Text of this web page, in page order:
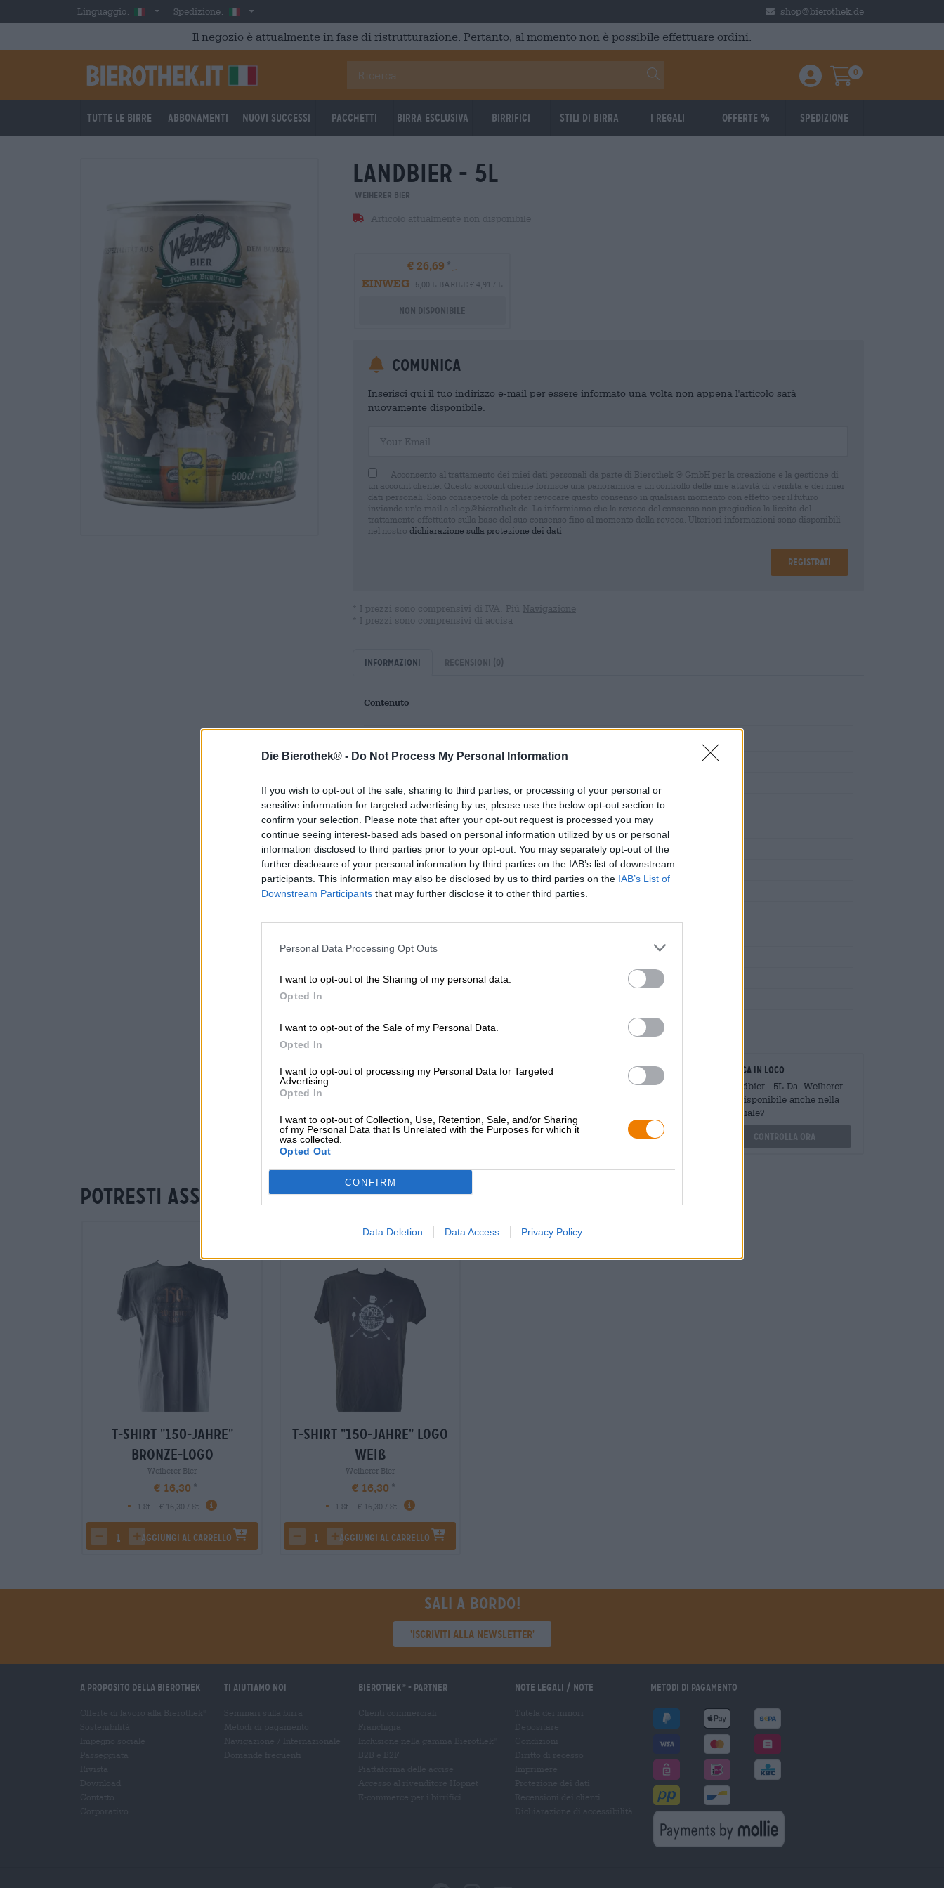
Die Bierothek® - Do Not Process My Personal Information
If you wish to opt-out of the sale, sharing to third parties, or processing of your personal or
sensitive information for targeted advertising by us, please use the below opt-out section to
confirm your selection. Please note that after your opt-out request is processed you may
continue seeing interest-based ads based on personal information utilized by us or personal
information disclosed to third parties prior to your opt-out. You may separately opt-out of the
further disclosure of your personal information by third parties on the IAB’s list of downstream
participants. This information may also be disclosed by us to third parties on the IAB’s List of
Downstream Participants that may further disclose it to other third parties.
Personal Data Processing Opt Outs
I want to opt-out of the Sharing of my personal data.
Opted In
I want to opt-out of the Sale of my Personal Data.
Opted In
I want to opt-out of processing my Personal Data for Targeted
Advertising.
Opted In
I want to opt-out of Collection, Use, Retention, Sale, and/or Sharing
of my Personal Data that Is Unrelated with the Purposes for which it
was collected.
Opted Out
CONFIRM
Data Deletion Data Access Privacy Policy
Skip to main contentLinguaggio: ItalianSpedizione: Italia shop@bierothek.de
Il negozio è attualmente in fase di ristrutturazione. Pertanto, al momento non è possibile effettuare ordini.
Einloggen / Anmelden
Warenkorb
0
Tutte le birre Abbonamenti Nuovi successi Pacchetti Birra Esclusiva Birrifici Stili di birra I regali Offerte % Spedizione
landbier - 5l
Weiherer Bier
Articolo attualmente non disponibile
€ 26,69
EINWEG
5,00 L BARILE € 4,91 / L
Non disponibile
Comunica
Inserisci qui il tuo indirizzo e-mail per essere informato una volta non appena l'articolo sarà
nuovamente disponibile.
Acconsento al trattamento dei miei dati personali da parte di Bierothek ® GmbH per la creazione e la gestione di
un account cliente. Questo account cliente fornisce una panoramica e un controllo delle mie attività di vendita e dei miei
dati personali. Sono consapevole di poter revocare questo consenso in qualsiasi momento con effetto per il futuro
inviando un'e-mail a shop@bierothek.de. La informiamo che la revoca del consenso non pregiudica la liceità del
trattamento effettuato sulla base del suo consenso fino al momento della revoca. Ulteriori informazioni sono disponibili
nel nostro dichiarazione sulla protezione dei dati
Registrati
* I prezzi sono comprensivi di IVA. Più Navigazione
* I prezzi sono comprensivi di accisa
Informazioni Recensioni (0)
Contenuto
Tessera Bierothek®
10074068
LMIV
Operatore responsabile del settore alimentare (UE)
Brauerei-Gasthof Kundmüller GmbH, Weiher 13, 96191
Viereth-Trunstadt Deutschland(DE)
Bierregion
Deutschland
Stile birra
birre della franconia ,lager tedesche
Categoria Birra
barile da 5 litri,birre bavaresi
gastronomica
Portata principale: Pollame alla griglia con verdure
Gradazione alcolica
Mosto originale
11.8 ° Plato
CONSULENZA GRATUITA SULLA
Siamo qui per te.
shop@bierothek.de
commercianti o ristoratori
Du willst größere Mengen
grosshandel@bierothek.de
Verifica in loco
È Landbier - 5L Da Weiherer
Bier Disponibile anche nella
mia filiale?
Controlla ora
Potresti assaggiare anche quello
T-Shirt "150-Jahre"
Bronze-Logo
Weiherer Bier
€ 16,30
-
1 St. - € 16,30 / St.
decrease quantity
increase quantity
Aggiungi al carrello
T-Shirt "150-Jahre" Logo
weiß
Weiherer Bier
€ 16,30
-
1 St. - € 16,30 / St.
decrease quantity
increase quantity
Aggiungi al carrello
Sali a bordo!
'Iscriviti alla newsletter'
A proposito della Bierothek Ti aiutiamo noi Bierothek - Partner Note legali / Note Metodi di pagamento